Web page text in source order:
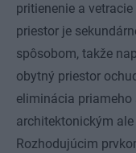
pritienenie a
priestor je
spôsobom, takže
obytný priestor
eliminácia priameho
architektonickým
Rozhodujúcim